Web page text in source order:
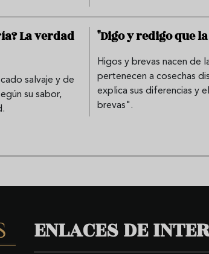
La verdad
salvaje y de
su sabor,
"Digo y redigo que
Higos y brevas nacen de
pertenecen a cosechas
explica sus diferencias y
brevas".
ENLACES DE